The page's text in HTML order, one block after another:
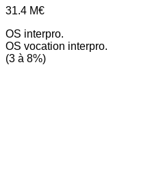
31.4 M€
OS interpro.
OS vocation interpro.
(3 à 8%)